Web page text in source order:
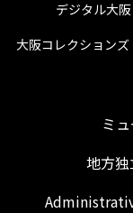
デジタル大
大阪コレクション
ミ
地方